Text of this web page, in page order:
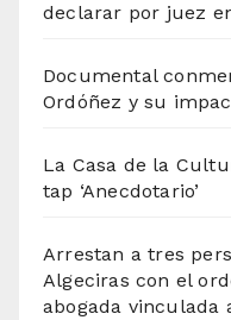
declarar por juez
Documental
Ordóñez y su
La Casa de la
tap ‘Anecdotario’
Arrestan a tres
Algeciras con el
abogada vinculada